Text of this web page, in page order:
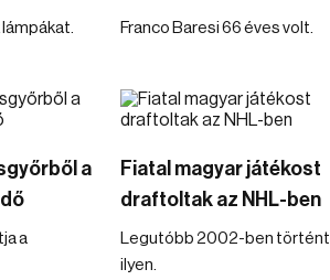
Franco Baresi 66 éves volt.
a
a
Fiatal magyar játékost
draftoltak az NHL-ben
Legutóbb 2002-ben történt
ilyen.